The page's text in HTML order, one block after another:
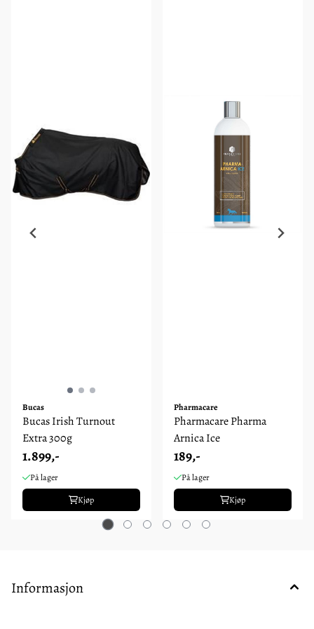
Bucas
Bucas Irish Turnout
Extra 300g
1.899,-
På lager
Kjøp
Pharmacare
Pharmacare Pharma
Arnica Ice
189,-
På lager
Kjøp
Informasjon